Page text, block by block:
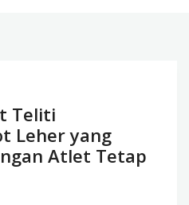
Teliti
Leher yang
Atlet Tetap